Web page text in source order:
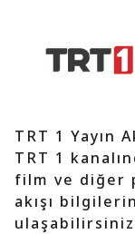
TRT 1 Yayın
TRT 1
film ve diğer
akışı
ulaşabilirsiniz.